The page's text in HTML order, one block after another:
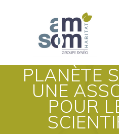
PLANÈTE
UNE
POUR